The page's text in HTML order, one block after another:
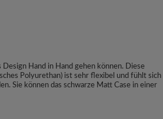
Hand in Hand gehen können. Diese
Polyurethan) ist sehr flexibel und fühlt sich
Sie können das schwarze Matt Case in einer